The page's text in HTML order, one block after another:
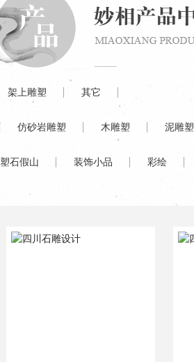
架上雕塑 其它
仿砂岩雕塑 木雕塑 泥雕塑
塑石假山 装饰小品 彩绘